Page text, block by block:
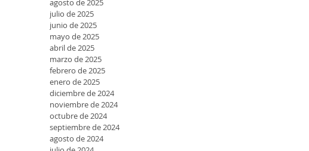
agosto de 2025
julio de 2025
junio de 2025
mayo de 2025
abril de 2025
marzo de 2025
febrero de 2025
enero de 2025
diciembre de 2024
noviembre de 2024
octubre de 2024
septiembre de 2024
agosto de 2024